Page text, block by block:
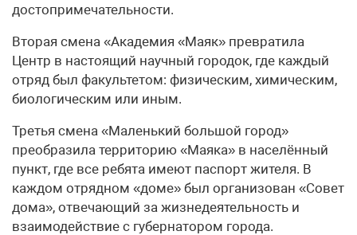
достопримечательности.
Вторая смена «Академия «Маяк» превратила
Центр в настоящий научный городок, где каждый
отряд был факультетом: физическим, химическим,
биологическим или иным.
Третья смена «Маленький большой город»
преобразила территорию «Маяка» в населённый
пункт, где все ребята имеют паспорт жителя. В
каждом отрядном «доме» был организован «Совет
дома», отвечающий за жизнедеятельность и
взаимодействие с губернатором города.